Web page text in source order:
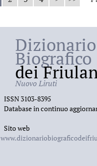
Dizionario
Biografico
dei
Nuovo Liruti
ISSN 3103-8395
Database in continuo
Sito web